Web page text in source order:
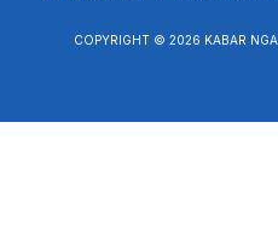
COPYRIGHT © 2026 KABAR